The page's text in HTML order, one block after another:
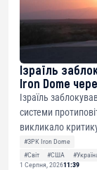
Ізраїль
Iron Dome
Ізраїль
системи
викликало
#ЗРК Iron Dome
#Світ
#США
1 Серпня, 202611:39